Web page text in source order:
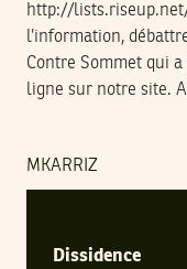
http://
l’information,
Contre Sommet qui
ligne sur notre site.
MKARRIZ
Dissidence